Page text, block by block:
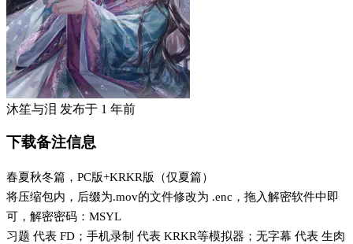
沐笙与泪 发布于 1 年前
下载备注信息
春夏秋冬篇，PC版+KRKR版（仅夏篇）
将压缩包内，后缀为.mov的文件修改为 .enc，拖入解密软件中即
可，解密密码：MSYL
习题 代表 FD；手机录制 代表 KRKR等模拟器；无字幕 代表 生肉